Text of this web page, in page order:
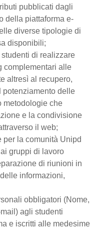
pubblicati dagli
della piattaforma e-
diverse tipologie di
disponibili;
di realizzare
complementari alle
altresì al recupero,
potenziamento delle
metodologie che
e la condivisione
il web;
per la comunità Unipd
gruppi di lavoro
di riunioni in
informazioni,
obbligatori (Nome,
agli studenti
e iscritti alle medesime